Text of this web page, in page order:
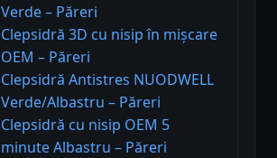
Verde – Păreri
Clepsidră 3D cu nisip în mișcare
OEM – Păreri
Clepsidră Antistres NUODWELL
Verde/Albastru – Păreri
Clepsidră cu nisip OEM 5
minute Albastru – Păreri